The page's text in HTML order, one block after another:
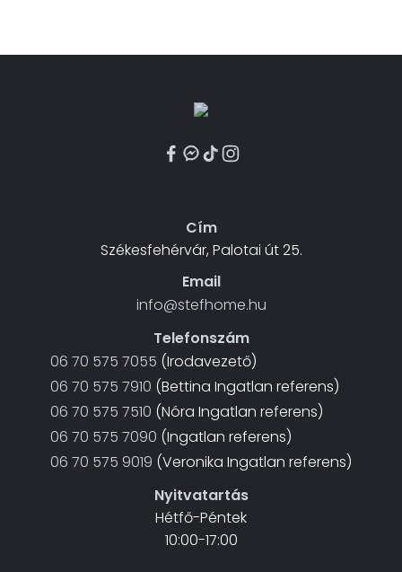
Cím
Székesfehérvár, Palotai út 25.
Email
info@stefhome.hu
Telefonszám
06 70 575 7055 (Irodavezető)
06 70 575 7910 (Bettina Ingatlan referens)
06 70 575 7510 (Nóra Ingatlan referens)
06 70 575 7090 (Ingatlan referens)
06 70 575 9019 (Veronika Ingatlan referens)
Nyitvatartás
Hétfő-Péntek
10:00-17:00